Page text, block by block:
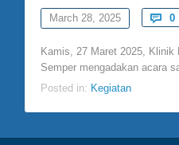
March 28, 2025  0
Kamis, 27 Maret 2025, Klinik
Semper mengadakan acara
Posted in: Kegiatan